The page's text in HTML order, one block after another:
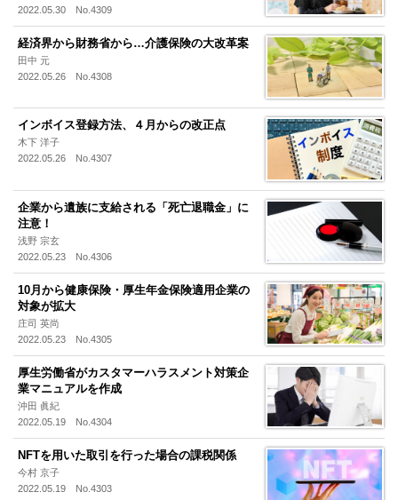
2022.05.30 No.4309
経済界から財務省から…介護保険の大改革案
田中 元
2022.05.26 No.4308
インボイス登録方法、４月からの改正点
木下 洋子
2022.05.26 No.4307
企業から遺族に支給される「死亡退職金」に
注意！
浅野 宗玄
2022.05.23 No.4306
10月から健康保険・厚生年金保険適用企業の
対象が拡大
庄司 英尚
2022.05.23 No.4305
厚生労働省がカスタマーハラスメント対策企
業マニュアルを作成
沖田 眞紀
2022.05.19 No.4304
NFTを用いた取引を行った場合の課税関係
今村 京子
2022.05.19 No.4303